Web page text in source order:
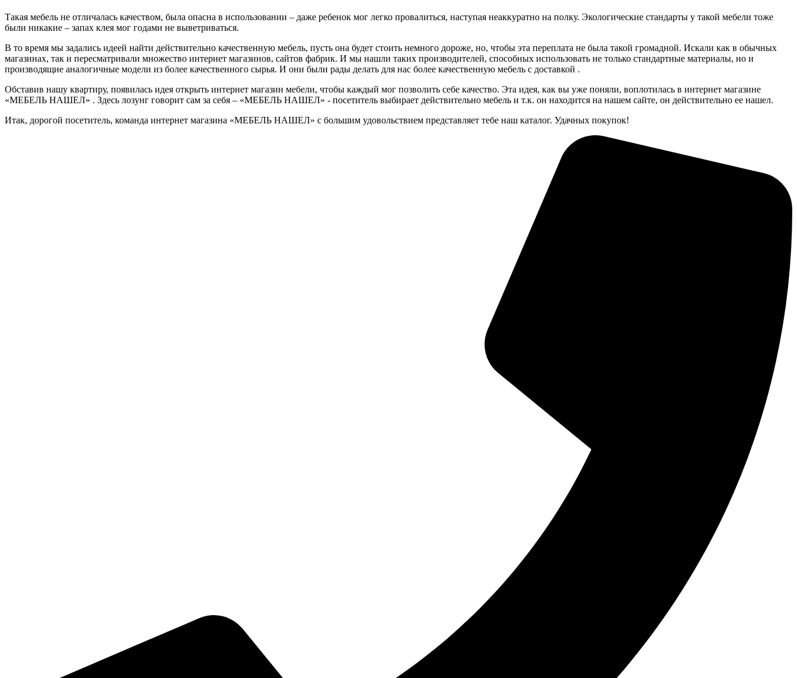
Такая мебель не отличалась качеством, была опасна в использовании – даже ребенок мог легко провалиться, наступая неаккуратно на полку. Экологические стандарты у такой мебели тоже
были никакие – запах клея мог годами не выветриваться.
В то время мы задались идеей найти действительно качественную мебель, пусть она будет стоить немного дороже, но, чтобы эта переплата не была такой громадной. Искали как в обычных
магазинах, так и пересматривали множество интернет магазинов, сайтов фабрик. И мы нашли таких производителей, способных использовать не только стандартные материалы, но и
производящие аналогичные модели из более качественного сырья. И они были рады делать для нас более качественную мебель с доставкой .
Обставив нашу квартиру, появилась идея открыть интернет магазин мебели, чтобы каждый мог позволить себе качество. Эта идея, как вы уже поняли, воплотилась в интернет магазине
«МЕБЕЛЬ НАШЕЛ» . Здесь лозунг говорит сам за себя – «МЕБЕЛЬ НАШЕЛ» - посетитель выбирает действительно мебель и т.к. он находится на нашем сайте, он действительно ее нашел.
Итак, дорогой посетитель, команда интернет магазина «МЕБЕЛЬ НАШЕЛ» с большим удовольствием представляет тебе наш каталог. Удачных покупок!